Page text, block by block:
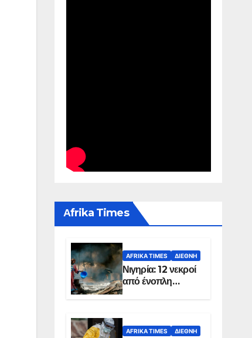
Αfrika Times
AFRIKA TIMES ΔΙΕΘΝΉ
Νιγηρία: 12 νεκροί
από ένοπλη
επίθεση σε χωριό
AFRIKA TIMES ΔΙΕΘΝΉ